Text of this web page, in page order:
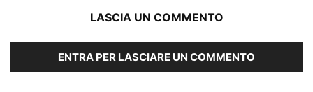
LASCIA UN COMMENTO
ENTRA PER LASCIARE UN COMMENTO